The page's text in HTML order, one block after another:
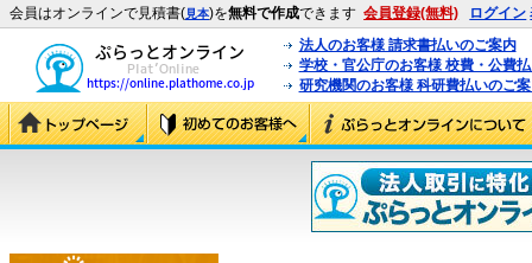
会員はオンラインで見積書(見本)を無料で作成できます 会員登録(無料) ログイン
法人のお客様 請求書払いのご案内
学校・官公庁のお客様 校費・公費
研究機関のお客様 科研費払いのご